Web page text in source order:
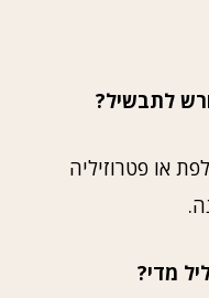
לתבשיל?
או פטרוזיליה
מדי?